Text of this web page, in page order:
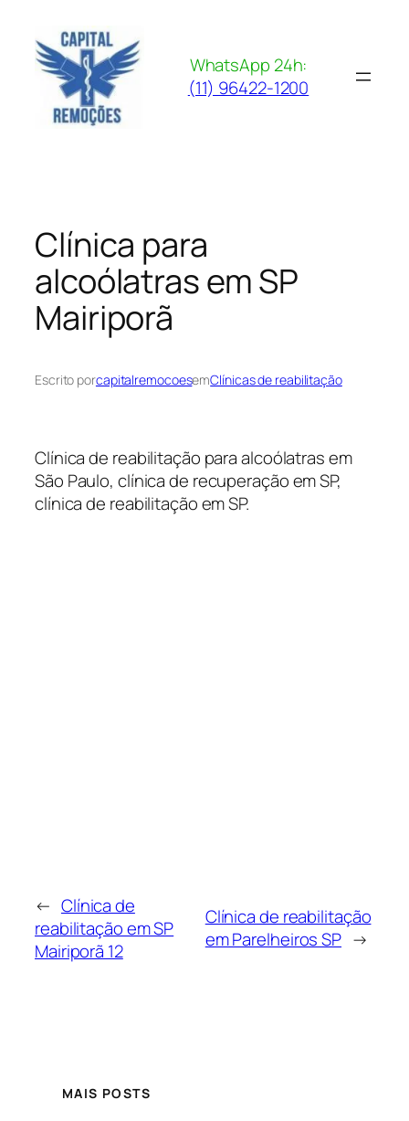
para
conteúdo
WhatsApp 24h:
(11) 96422-1200
Clínica para
alcoólatras em SP
Mairiporã
Escrito porcapitalremocoesemClínicas de reabilitação
Clínica de reabilitação para alcoólatras em
São Paulo, clínica de recuperação em SP,
clínica de reabilitação em SP.
← Clínica de
reabilitação em SP
Mairiporã 12
Clínica de reabilitação
em Parelheiros SP →
MAIS POSTS